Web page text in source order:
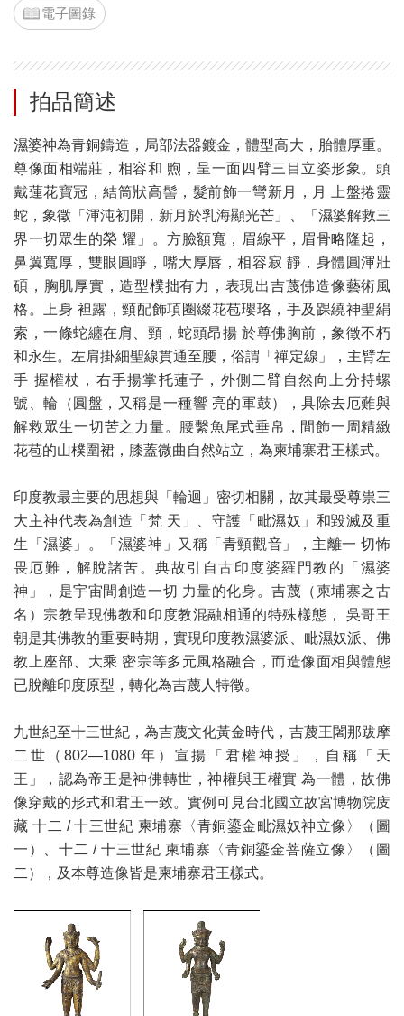
電子圖錄
拍品簡述
濕婆神為青銅鑄造，局部法器鍍金，體型高大，胎體厚重。
尊像面相端莊，相容和 煦，呈一面四臂三目立姿形象。頭
戴蓮花寶冠，結筒狀高髻，髮前飾一彎新月，月 上盤捲靈
蛇，象徵「渾沌初開，新月於乳海顯光芒」、「濕婆解救三
界一切眾生的榮 耀」。方臉額寬，眉線平，眉骨略隆起，
鼻翼寬厚，雙眼圓睜，嘴大厚唇，相容寂 靜，身體圓渾壯
碩，胸肌厚實，造型樸拙有力，表現出吉蔑佛造像藝術風
格。上身 袒露，頸配飾項圈綴花苞瓔珞，手及踝繞神聖絹
索，一條蛇纏在肩、頸，蛇頭昂揚 於尊佛胸前，象徵不朽
和永生。左肩掛細聖線貫通至腰，俗謂「禪定線」，主臂左
手 握權杖，右手揚掌托蓮子，外側二臂自然向上分持螺
號、輪（圓盤，又稱是一種響 亮的軍鼓），具除去厄難與
解救眾生一切苦之力量。腰繫魚尾式垂帛，間飾一周精緻
花苞的山樸圍裙，膝蓋微曲自然站立，為柬埔寨君王樣式。
印度教最主要的思想與「輪迴」密切相關，故其最受尊祟三
大主神代表為創造「梵 天」、守護「毗濕奴」和毀滅及重
生「濕婆」。「濕婆神」又稱「青頸觀音」，主離一 切怖
畏厄難，解脫諸苦。典故引自古印度婆羅門教的「濕婆
神」，是宇宙間創造一切 力量的化身。吉蔑（柬埔寨之古
名）宗教呈現佛教和印度教混融相通的特殊樣態， 吳哥王
朝是其佛教的重要時期，實現印度教濕婆派、毗濕奴派、佛
教上座部、大乘 密宗等多元風格融合，而造像面相與體態
已脫離印度原型，轉化為吉蔑人特徵。
九世紀至十三世紀，為吉蔑文化黃金時代，吉蔑王闍那跋摩
二世（802—1080 年）宣揚「君權神授」，自稱「天
王」，認為帝王是神佛轉世，神權與王權實 為一體，故佛
像穿戴的形式和君王一致。實例可見台北國立故宮博物院庋
藏 十二 / 十三世紀 柬埔寨〈青銅鎏金毗濕奴神立像〉（圖
一）、十二 / 十三世紀 柬埔寨〈青銅鎏金菩薩立像〉（圖
二），及本尊造像皆是柬埔寨君王樣式。